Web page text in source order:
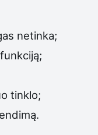
netinka;
tinklo;